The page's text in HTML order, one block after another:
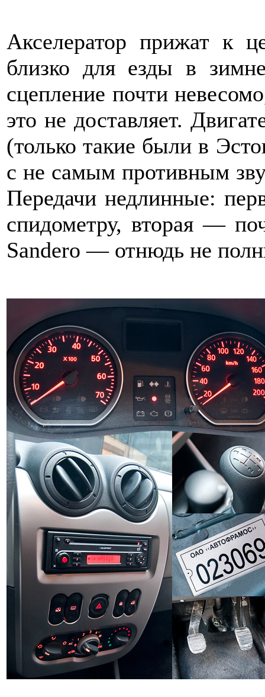
Акселератор прижат к
близко для езды в
сцепление почти
это не доставляет.
(только такие были в
с не самым противным
Передачи недлинные:
спидометру, вторая —
Sandero — отнюдь не